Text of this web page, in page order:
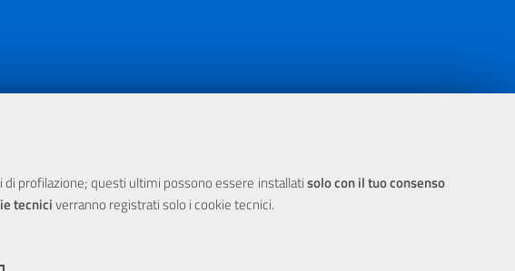
profilazione; questi ultimi possono essere installatisolo con il tuo consenso
tecniciverranno registrati solo i cookie tecnici.
POR Sicilia 2000/2006 Misura 6.05 - Fondo FESR